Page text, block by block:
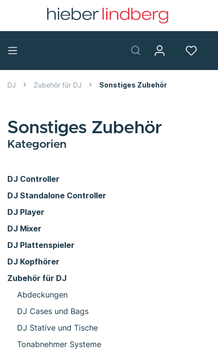
DJ Zubehör für DJ Sonstiges Zubehör
Sonstiges Zubehör
Kategorien
DJ Controller
DJ Standalone Controller
DJ Player
DJ Mixer
DJ Plattenspieler
DJ Kopfhörer
Zubehör für DJ
Abdeckungen
DJ Cases und Bags
DJ Stative und Tische
Tonabnehmer Systeme